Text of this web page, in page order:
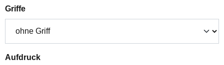
Griffeauswählen
Aufdruckauswählen